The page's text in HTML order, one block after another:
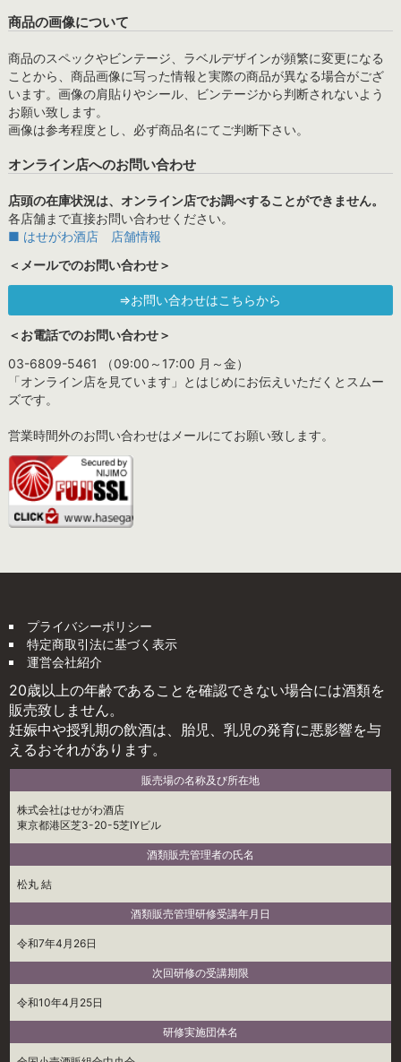
商品の画像について
商品のスペックやビンテージ、ラベルデザインが頻繁に変更になる
ことから、商品画像に写った情報と実際の商品が異なる場合がござ
います。画像の肩貼りやシール、ビンテージから判断されないよう
お願い致します。
画像は参考程度とし、必ず商品名にてご判断下さい。
オンライン店へのお問い合わせ
店頭の在庫状況は、オンライン店でお調べすることができません。
各店舗まで直接お問い合わせください。
■ はせがわ酒店 店舗情報
＜メールでのお問い合わせ＞
⇒お問い合わせはこちらから
＜お電話でのお問い合わせ＞
03-6809-5461 （09:00～17:00 月～金）
「オンライン店を見ています」とはじめにお伝えいただくとスムー
ズです。
営業時間外のお問い合わせはメールにてお願い致します。
プライバシーポリシー
特定商取引法に基づく表示
運営会社紹介
20歳以上の年齢であることを確認できない場合には酒類を
販売致しません。
妊娠中や授乳期の飲酒は、胎児、乳児の発育に悪影響を与
えるおそれがあります。
販売場の名称及び所在地
株式会社はせがわ酒店
東京都港区芝3-20-5芝IYビル
酒類販売管理者の氏名
松丸 結
酒類販売管理研修受講年月日
令和7年4月26日
次回研修の受講期限
令和10年4月25日
研修実施団体名